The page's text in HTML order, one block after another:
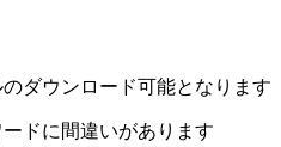
ダウンロード可能となります
ドに間違いがあります